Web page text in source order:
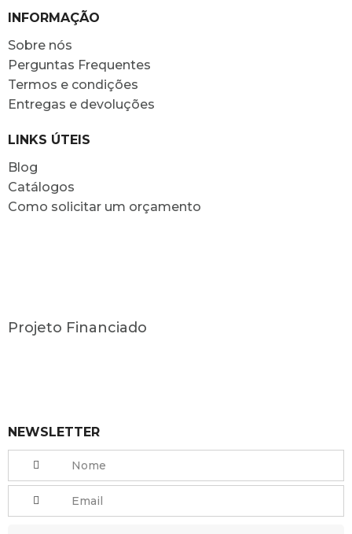
INFORMAÇÃO
Sobre nós
Perguntas Frequentes
Termos e condições
Entregas e devoluções
LINKS ÚTEIS
Blog
Catálogos
Como solicitar um orçamento
Projeto Financiado
NEWSLETTER